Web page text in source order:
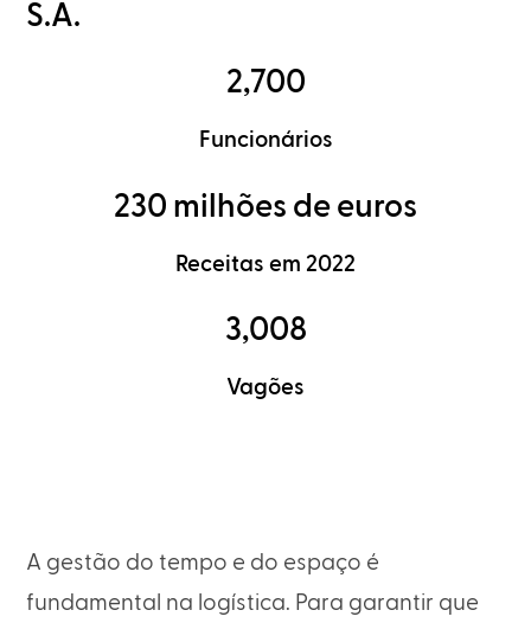
S.A.
2,700
Funcionários
230 milhões de euros
Receitas em 2022
3,008
Vagões
A gestão do tempo e do espaço é
fundamental na logística. Para garantir que